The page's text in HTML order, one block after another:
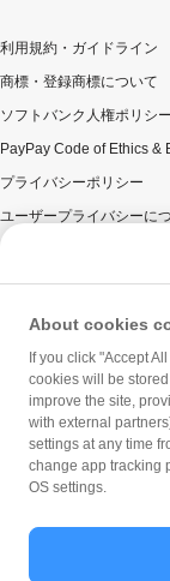
利用規約・ガイドライン
商標・登録商標について
ソフトバンク人権ポリシー
PayPay Code of Ethics &
プライバシーポリシー
ユーザープライバシーに
ウェブサイト利用規約
反社会的勢力に対する方針
勧誘方針
マネロン等基本方針
カスタマーハラスメント
About cookies
If you click "Accept
cookies will be
improve the site,
with external
settings at any time
change app tracking
OS settings.